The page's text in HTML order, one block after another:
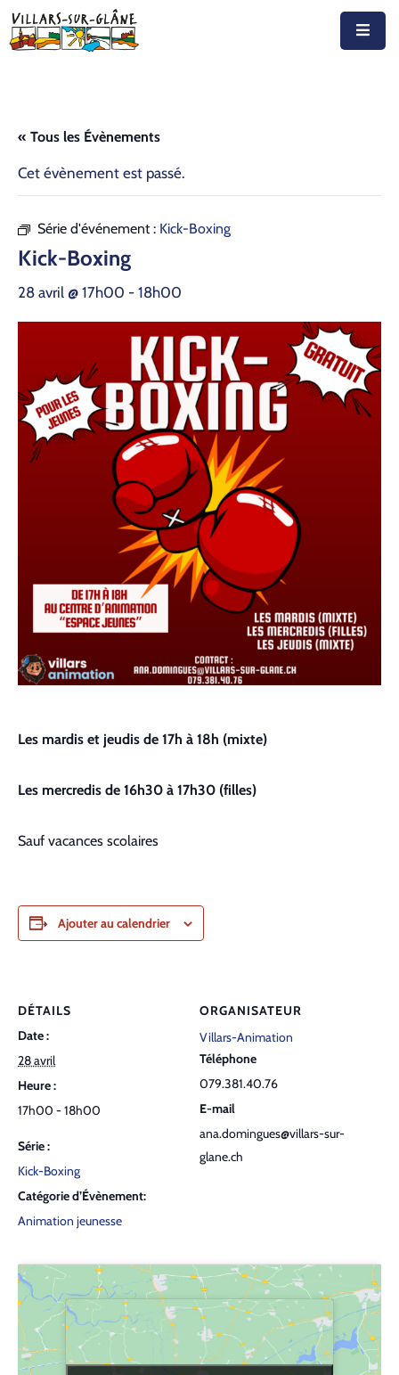
Autorités
Prestations
Découvrir
Contact
« Tous les Évènements
Cet évènement est passé.
Série d'événement : Kick-Boxing
Kick-Boxing
28 avril @ 17h00 - 18h00
Les mardis et jeudis de 17h à 18h (mixte)
Les mercredis de 16h30 à 17h30 (filles)
Sauf vacances scolaires
Ajouter au calendrier
DÉTAILS
Date :
28 avril
Heure :
17h00 - 18h00
Série :
Kick-Boxing
Catégorie d’Évènement:
Animation jeunesse
ORGANISATEUR
Villars-Animation
Téléphone
079.381.40.76
E-mail
ana.domingues@villars-sur-
glane.ch